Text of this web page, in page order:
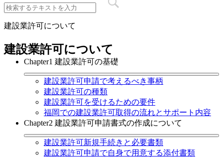
建設業許可について
建設業許可について
Chapter1 建設業許可の基礎
建設業許可申請で考えるべき事柄
建設業許可の種類
建設業許可を受けるための要件
福岡での建設業許可取得の流れとサポート内容
Chapter2 建設業許可申請書式の作成について
建設業許可新規手続きと必要書類
建設業許可申請で自身で用意する添付書類